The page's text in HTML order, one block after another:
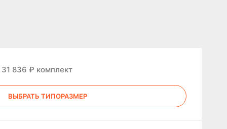
31 836 ₽ комплект
ВЫБРАТЬ ТИПОРАЗМЕР